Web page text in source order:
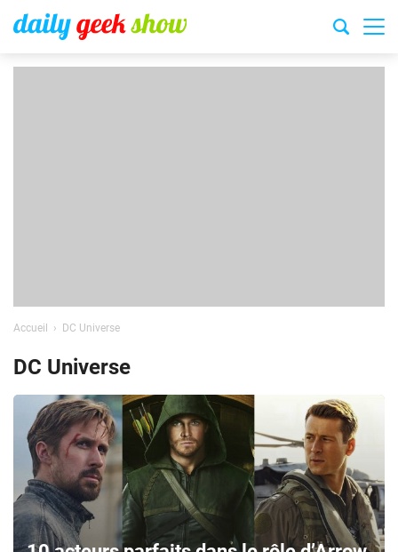
Accueil DC Universe
DC Universe